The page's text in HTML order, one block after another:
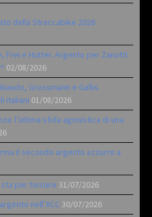
della Straccabike 2026
Frei e Hutter. Argento per Zanotti
02/08/2026
Grossmann e Gallis.
italiani 01/08/2026
l’ultima sfida agonistica di una
il secondo argento azzurro a
sta per tornare 31/07/2026
nell’XCC 30/07/2026